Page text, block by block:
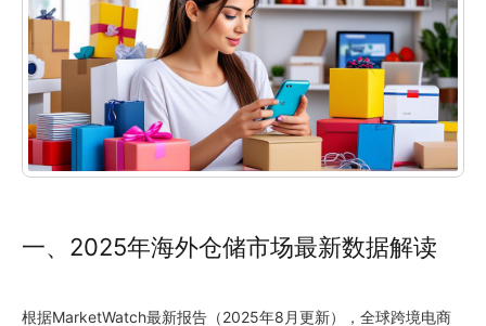
一、 2025年海外仓储市场最新数据解读
根据MarketWatch最新报告（2025年8月更新），全球跨境电商